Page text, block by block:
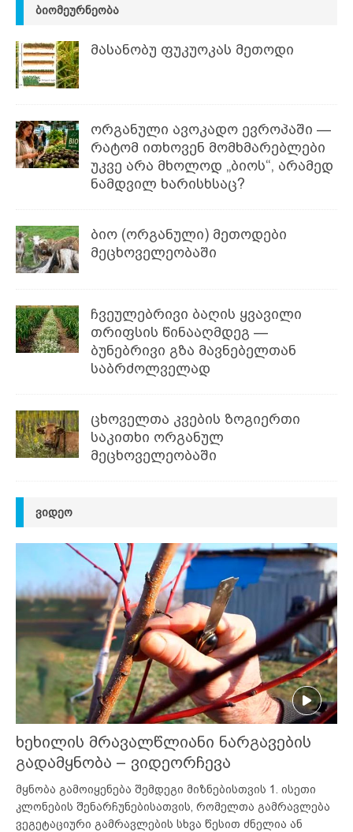
ᲑᲘᲝᲛᲔᲣᲠᲜᲔᲝᲑᲐ
მასანობუ ფუკუოკას მეთოდი
ორგანული ავოკადო ევროპაში —
რატომ ითხოვენ მომხმარებლები
უკვე არა მხოლოდ „ბიოს“, არამედ
ნამდვილ ხარისხსაც?
ბიო (ორგანული) მეთოდები
მეცხოველეობაში
ჩვეულებრივი ბაღის ყვავილი
თრიფსის წინააღმდეგ —
ბუნებრივი გზა მავნებელთან
საბრძოლველად
ცხოველთა კვების ზოგიერთი
საკითხი ორგანულ
მეცხოველეობაში
ᲕᲘᲓᲔᲝ
ხეხილის მრავალწლიანი ნარგავების
გადამყნობა – ვიდეორჩევა
მყნობა გამოიყენება შემდეგი მიზნებისთვის 1. ისეთი
კლონების შენარჩუნებისათვის, რომელთა გამრავლება
ვეგეტაციური გამრავლების სხვა წესით ძნელია ან